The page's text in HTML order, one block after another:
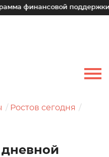
поддержки для
Ростов сегодня
дневной